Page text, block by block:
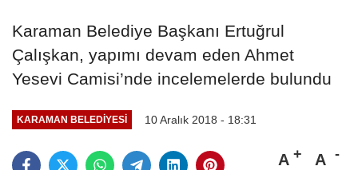
Karaman Belediye Başkanı Ertuğrul
Çalışkan, yapımı devam eden Ahmet
Yesevi Camisi’nde incelemelerde bulundu
KARAMAN BELEDIYESI 10 Aralık 2018 - 18:31
A A